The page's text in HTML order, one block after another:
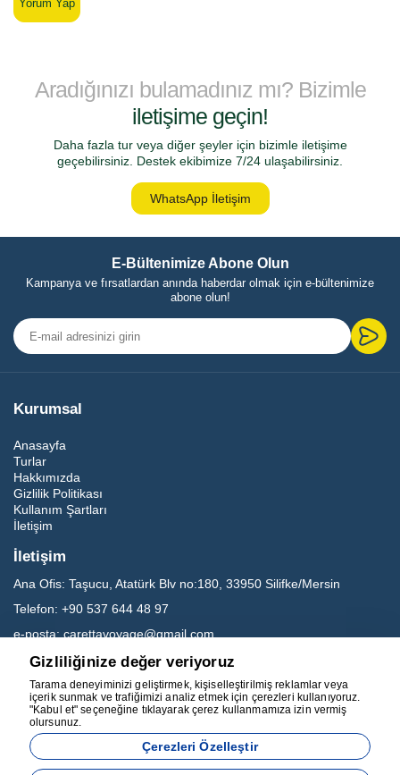
Yorum Yap
Aradığınızı bulamadınız mı? Bizimle
iletişime geçin!
Daha fazla tur veya diğer şeyler için bizimle iletişime
geçebilirsiniz. Destek ekibimize 7/24 ulaşabilirsiniz.
WhatsApp İletişim
E-Bültenimize Abone Olun
Kampanya ve fırsatlardan anında haberdar olmak için e-bültenimize
abone olun!
Kurumsal
Anasayfa
Turlar
Hakkımızda
Gizlilik Politikası
Kullanım Şartları
İletişim
İletişim
Ana Ofis: Taşucu, Atatürk Blv no:180, 33950 Silifke/Mersin
Telefon: +90 537 644 48 97
e-posta: carettavoyage@gmail.com
Sosyal Medya
Gizliliğinize değer veriyoruz
Tarama deneyiminizi geliştirmek, kişiselleştirilmiş reklamlar veya
içerik sunmak ve trafiğimizi analiz etmek için çerezleri kullanıyoruz.
"Kabul et" seçeneğine tıklayarak çerez kullanmamıza izin vermiş
olursunuz.
Çerezleri Özelleştir